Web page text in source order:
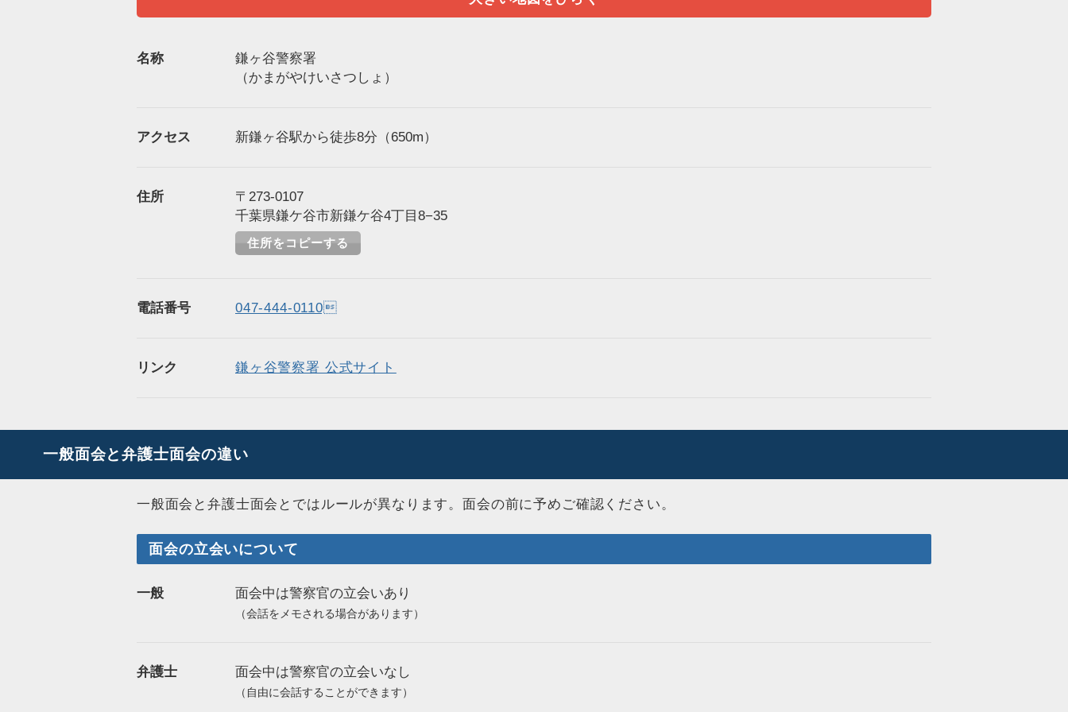
名称
鎌ヶ谷警察署
（かまがやけいさつしょ）
アクセス 新鎌ヶ谷駅から徒歩8分（650m）
住所
〒273-0107
千葉県鎌ケ谷市新鎌ケ谷4丁目8−35
住所をコピーする
電話番号 047-444-0110
リンク 鎌ヶ谷警察署 公式サイト
一般面会と弁護士面会の違い
一般面会と弁護士面会とではルールが異なります。面会の前に予めご確認ください。
面会の立会いについて
一般 面会中は警察官の立会いあり
（会話をメモされる場合があります）
弁護士 面会中は警察官の立会いなし
（自由に会話することができます）